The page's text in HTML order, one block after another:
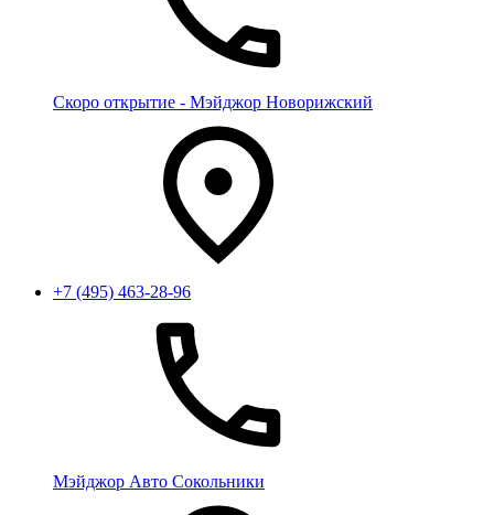
Скоро открытие - Мэйджор Новорижский
+7 (495) 463-28-96
Мэйджор Авто Сокольники